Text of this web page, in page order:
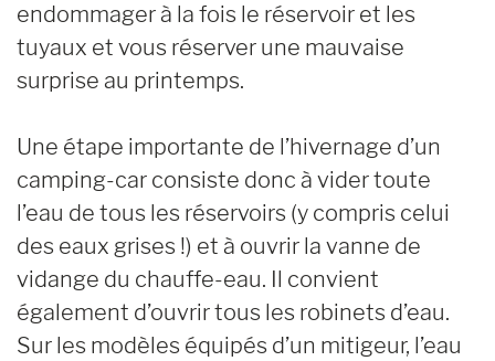
endommager à la fois le réservoir et les
tuyaux et vous réserver une mauvaise
surprise au printemps.
Une étape importante de l’hivernage d’un
camping-car consiste donc à vider toute
l’eau de tous les réservoirs (y compris celui
des eaux grises !) et à ouvrir la vanne de
vidange du chauffe-eau. Il convient
également d’ouvrir tous les robinets d’eau.
Sur les modèles équipés d’un mitigeur, l’eau